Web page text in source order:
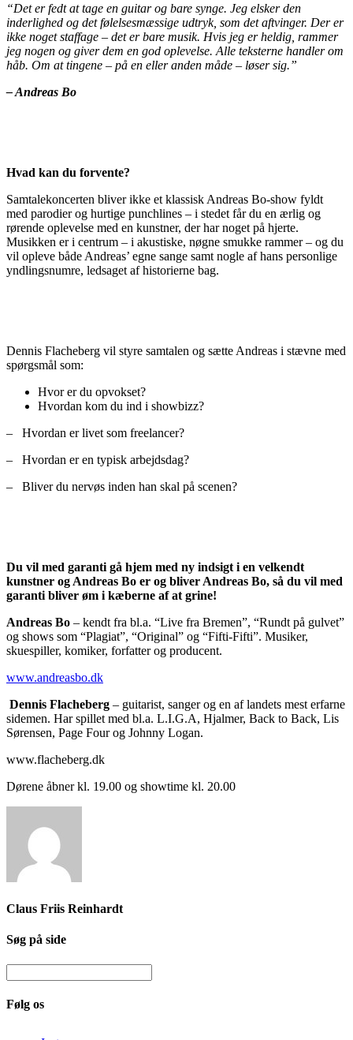
“Det er fedt at tage en guitar og bare synge. Jeg elsker den
inderlighed og det følelsesmæssige udtryk, som det aftvinger. Der er
ikke noget staffage – det er bare musik. Hvis jeg er heldig, rammer
jeg nogen og giver dem en god oplevelse. Alle teksterne handler om
håb. Om at tingene – på en eller anden måde – løser sig.”
– Andreas Bo
Hvad kan du forvente?
Samtalekoncerten bliver ikke et klassisk Andreas Bo-show fyldt
med parodier og hurtige punchlines – i stedet får du en ærlig og
rørende oplevelse med en kunstner, der har noget på hjerte.
Musikken er i centrum – i akustiske, nøgne smukke rammer – og du
vil opleve både Andreas’ egne sange samt nogle af hans personlige
yndlingsnumre, ledsaget af historierne bag.
Dennis Flacheberg vil styre samtalen og sætte Andreas i stævne med
spørgsmål som:
Hvor er du opvokset?
Hvordan kom du ind i showbizz?
– Hvordan er livet som freelancer?
– Hvordan er en typisk arbejdsdag?
– Bliver du nervøs inden han skal på scenen?
Du vil med garanti gå hjem med ny indsigt i en velkendt
kunstner og Andreas Bo er og bliver Andreas Bo, så du vil med
garanti bliver øm i kæberne af at grine!
Andreas Bo – kendt fra bl.a. “Live fra Bremen”, “Rundt på gulvet”
og shows som “Plagiat”, “Original” og “Fifti-Fifti”. Musiker,
skuespiller, komiker, forfatter og producent.
www.andreasbo.dk
Dennis Flacheberg – guitarist, sanger og en af landets mest erfarne
sidemen. Har spillet med bl.a. L.I.G.A, Hjalmer, Back to Back, Lis
Sørensen, Page Four og Johnny Logan.
www.flacheberg.dk
Dørene åbner kl. 19.00 og showtime kl. 20.00
Claus Friis Reinhardt
Søg på side
Følg os